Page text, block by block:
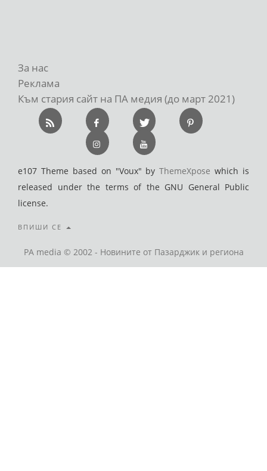
За нас
Реклама
Към стария сайт на ПА медия (до март 2021)
e107 Theme based on "Voux" byThemeXpose which is
released under the terms of the GNU General Public
license.
ВПИШИ СЕ
PA media © 2002 - Новините от Пазарджик и региона